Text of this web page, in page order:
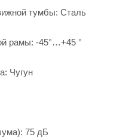
тумбы: Сталь
рамы: -45°…+45 °
Чугун
75 дБ